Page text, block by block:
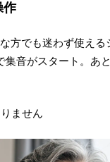
作
方でも迷わず使える
集音がスタート。あ
ません